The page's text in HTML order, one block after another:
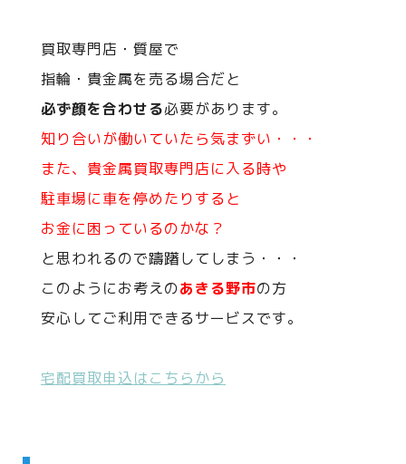
買取専門店・質屋で
指輪・貴金属を売る場合だと
必ず顔を合わせる必要があります。
知り合いが働いていたら気まずい・・・
また、貴金属買取専門店に入る時や
駐車場に車を停めたりすると
お金に困っているのかな？
と思われるので躊躇してしまう・・・
このようにお考えのあきる野市の方
安心してご利用できるサービスです。
宅配買取申込はこちらから